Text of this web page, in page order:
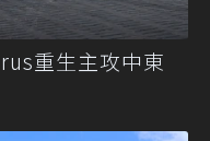
重生主攻中東